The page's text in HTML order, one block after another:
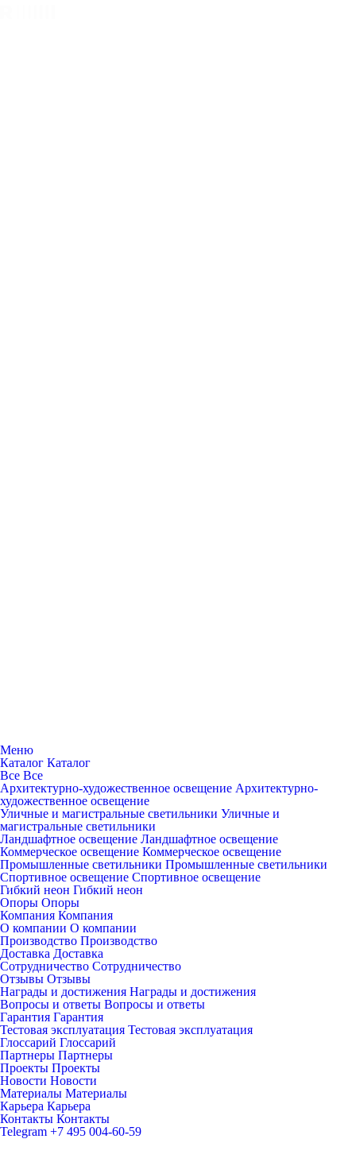
Меню
Каталог Каталог
Все Все
Архитектурно-художественное освещение Архитектурно-
художественное освещение
Уличные и магистральные светильники Уличные и
магистральные светильники
Ландшафтное освещение Ландшафтное освещение
Коммерческое освещение Коммерческое освещение
Промышленные светильники Промышленные светильники
Спортивное освещение Спортивное освещение
Гибкий неон Гибкий неон
Опоры Опоры
Компания Компания
О компании О компании
Производство Производство
Доставка Доставка
Сотрудничество Сотрудничество
Отзывы Отзывы
Награды и достижения Награды и достижения
Вопросы и ответы Вопросы и ответы
Гарантия Гарантия
Тестовая эксплуатация Тестовая эксплуатация
Глоссарий Глоссарий
Партнеры Партнеры
Проекты Проекты
Новости Новости
Материалы Материалы
Карьера Карьера
Контакты Контакты
Telegram +7 495 004-60-59